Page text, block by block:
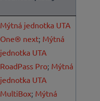
Mýtná jednotka UTA
One® next; Mýtná
jednotka UTA
RoadPass Pro; Mýtná
jednotka UTA
MultiBox; Mýtná